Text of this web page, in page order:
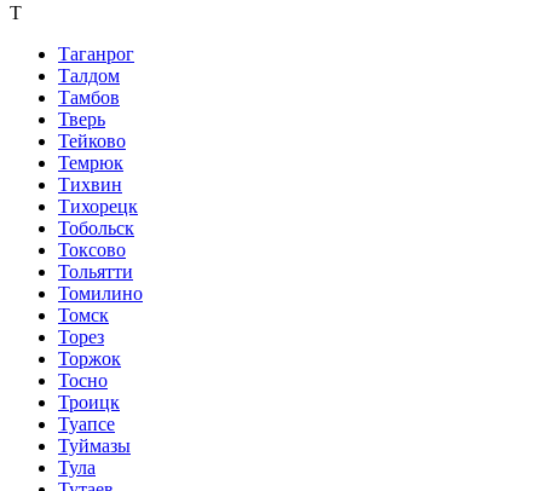
Т
Таганрог
Талдом
Тамбов
Тверь
Тейково
Темрюк
Тихвин
Тихорецк
Тобольск
Токсово
Тольятти
Томилино
Томск
Торез
Торжок
Тосно
Троицк
Туапсе
Туймазы
Тула